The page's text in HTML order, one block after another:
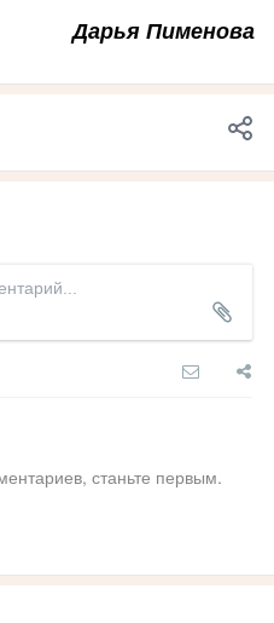
Дарья Пименова
станьте первым.